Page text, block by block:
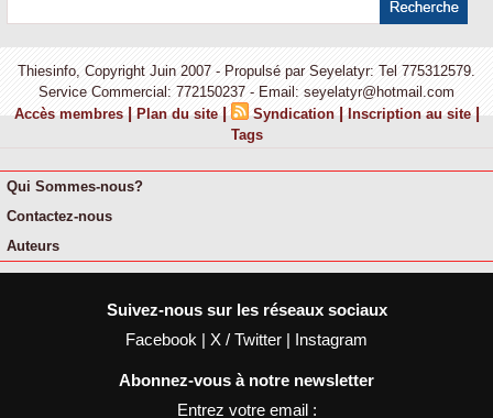
Thiesinfo, Copyright Juin 2007 - Propulsé par Seyelatyr: Tel 775312579.
Service Commercial: 772150237 - Email: seyelatyr@hotmail.com
Accès membres | Plan du site | Syndication | Inscription au site |
Tags
Qui Sommes-nous?
Contactez-nous
Auteurs
Suivez-nous sur les réseaux sociaux
Facebook | X / Twitter | Instagram
Abonnez-vous à notre newsletter
Entrez votre email :